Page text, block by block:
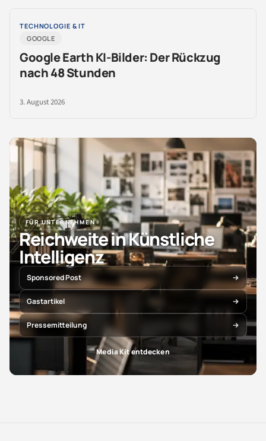
TECHNOLOGIE & IT
GOOGLE
Google Earth KI-Bilder: Der Rückzug
nach 48 Stunden
3. August 2026
FÜR UNTERNEHMEN
Reichweite in Künstliche
Intelligenz
Sponsored Post
Gastartikel
Pressemitteilung
Media Kit entdecken